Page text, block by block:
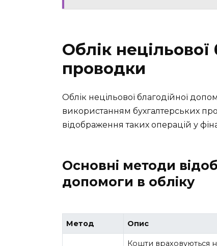
Облік
проводки
Облік нецільової благодійної
використанням бухгалтерських
відображення таких операцій у
Основні методи
допомоги в обліку
Метод Опис
Кошти враховуються